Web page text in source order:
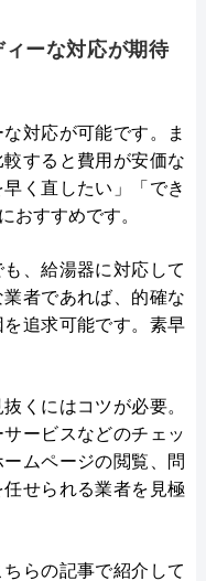
ーな対応が期待
対応が可能です。ま
すると費用が安価な
く直したい」「でき
おすすめです。
、給湯器に対応して
者であれば、的確な
追求可能です。素早
くにはコツが必要。
ービスなどのチェッ
ムページの閲覧、問
せられる業者を見極
らの記事で紹介して